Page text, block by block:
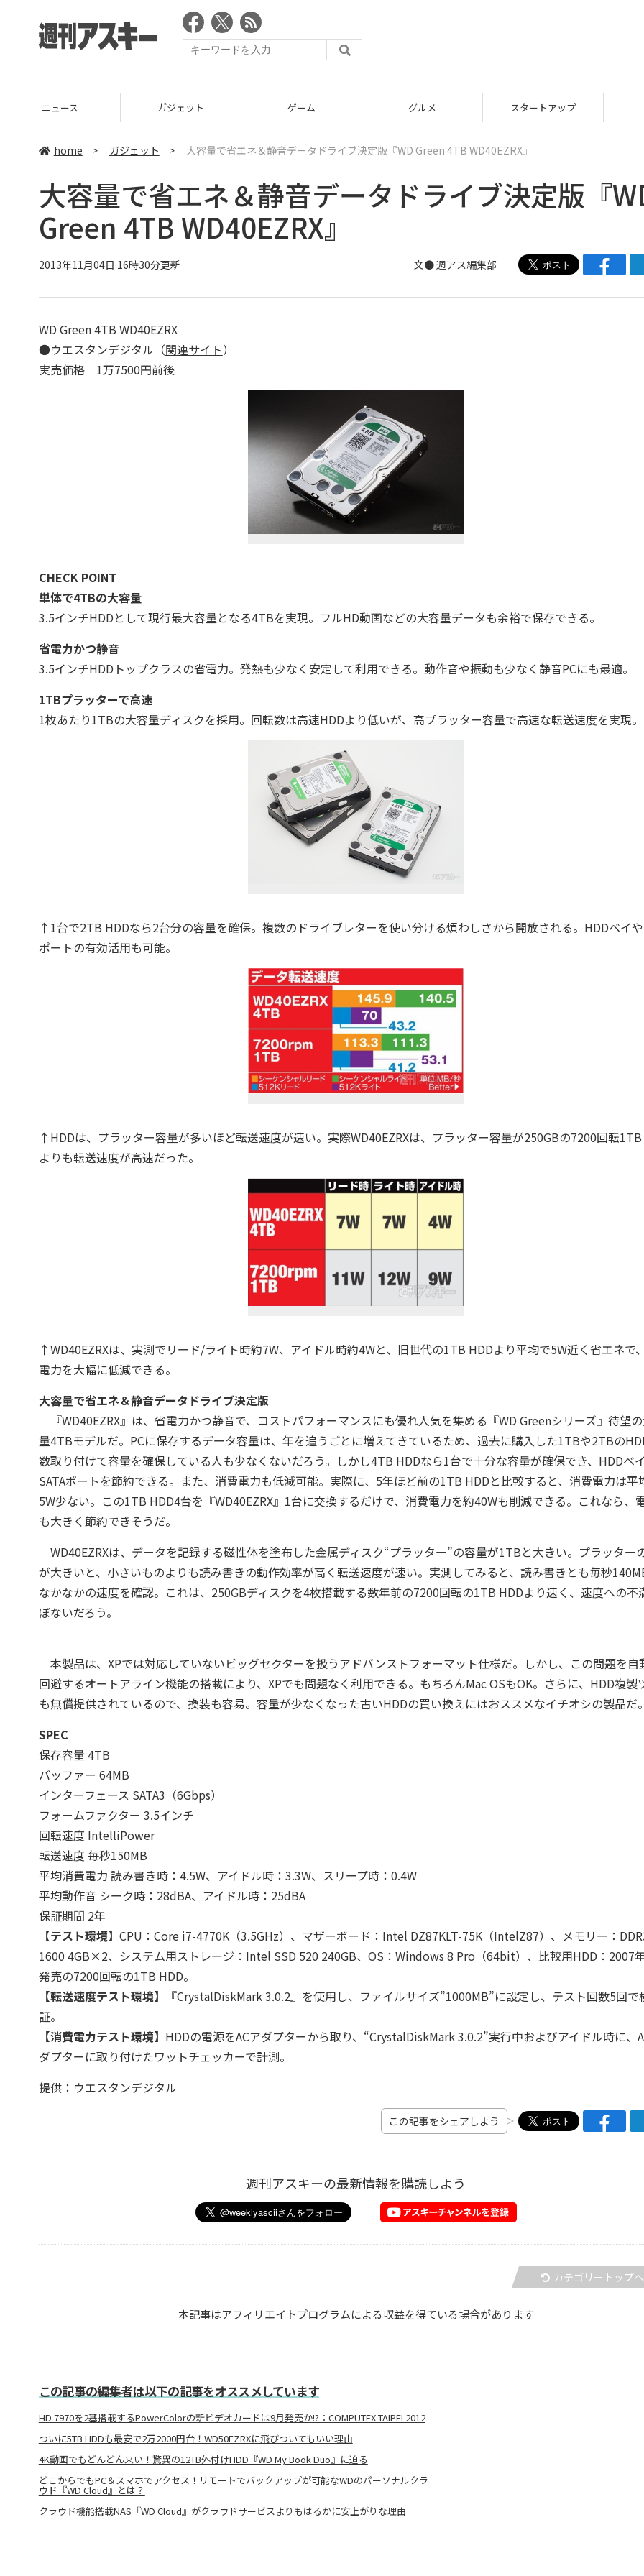
ニュース ガジェット ゲーム グルメ スタートアップ
home > ガジェット > 大容量で省エネ＆静音データドライブ決定版『WD Green 4TB WD40EZRX』
大容量で省エネ＆静音データドライブ決定版『
Green 4TB WD40EZRX』
2013年11月04日 16時30分更新 文●週アス編集部
WD Green 4TB WD40EZRX
●ウエスタンデジタル（関連サイト）
実売価格 1万7500円前後
CHECK POINT
単体で4TBの大容量
3.5インチHDDとして現行最大容量となる4TBを実現。フルHD動画などの大容量データも余裕で保存できる。
省電力かつ静音
3.5インチHDDトップクラスの省電力。発熱も少なく安定して利用できる。動作音や振動も少なく静音PCにも最適。
1TBプラッターで高速
1枚あたり1TBの大容量ディスクを採用。回転数は高速HDDより低いが、高プラッター容量で高速な転送速度を実現。
↑1台で2TB HDDなら2台分の容量を確保。複数のドライブレターを使い分ける煩わしさから開放される。HDDベイや
ポートの有効活用も可能。
↑HDDは、プラッター容量が多いほど転送速度が速い。実際WD40EZRXは、プラッター容量が250GBの7200回転
よりも転送速度が高速だった。
↑WD40EZRXは、実測でリード/ライト時約7W、アイドル時約4Wと、旧世代の1TB HDDより平均で5W近く省エネで
電力を大幅に低減できる。
大容量で省エネ＆静音データドライブ決定版
『WD40EZRX』は、省電力かつ静音で、コストパフォーマンスにも優れ人気を集める『WD Greenシリーズ』待望
量4TBモデルだ。PCに保存するデータ容量は、年を追うごとに増えてきているため、過去に購入した1TBや2TBの
数取り付けて容量を確保している人も少なくないだろう。しかし4TB HDDなら1台で十分な容量が確保でき、HDDベ
SATAポートを節約できる。また、消費電力も低減可能。実際に、5年ほど前の1TB HDDと比較すると、消費電力は平
5W少ない。この1TB HDD4台を『WD40EZRX』1台に交換するだけで、消費電力を約40Wも削減できる。これなら、
も大きく節約できそうだ。
WD40EZRXは、データを記録する磁性体を塗布した金属ディスク“プラッター”の容量が1TBと大きい。プラッター
が大きいと、小さいものよりも読み書きの動作効率が高く転送速度が速い。実測してみると、読み書きとも毎秒
なかなかの速度を確認。これは、250GBディスクを4枚搭載する数年前の7200回転の1TB HDDより速く、速度への不
ぼないだろう。
本製品は、XPでは対応していないビッグセクターを扱うアドバンストフォーマット仕様だ。しかし、この問題を自
回避するオートアライン機能の搭載により、XPでも問題なく利用できる。もちろんMac OSもOK。さらに、HDD複製
も無償提供されているので、換装も容易。容量が少なくなった古いHDDの買い換えにはおススメなイチオシの製品だ
SPEC
保存容量 4TB
バッファー 64MB
インターフェース SATA3（6Gbps）
フォームファクター 3.5インチ
回転速度 IntelliPower
転送速度 毎秒150MB
平均消費電力 読み書き時：4.5W、アイドル時：3.3W、スリープ時：0.4W
平均動作音 シーク時：28dBA、アイドル時：25dBA
保証期間 2年
【テスト環境】 CPU：Core i7-4770K（3.5GHz）、マザーボード：Intel DZ87KLT-75K（IntelZ87）、メモリー：
1600 4GB×2、システム用ストレージ：Intel SSD 520 240GB、OS：Windows 8 Pro（64bit）、比較用HDD：2007
発売の7200回転の1TB HDD。
【転送速度テスト環境】
『CrystalDiskMark 3.0.2』を使用し、ファイルサイズ”1000MB”に設定し、テスト回数5回で
証。
【消費電力テスト環境】 HDDの電源をACアダプターから取り、“CrystalDiskMark 3.0.2”実行中およびアイドル時に、
ダプターに取り付けたワットチェッカーで計測。
提供：ウエスタンデジタル
この記事をシェアしよう
週刊アスキーの最新情報を購読しよう
カテゴリートップへ
本記事はアフィリエイトプログラムによる収益を得ている場合があります
この記事の編集者は以下の記事をオススメしています
HD 7970を2基搭載するPowerColorの新ビデオカードは9月発売か!?：COMPUTEX TAIPEI 2012
ついに5TB HDDも最安で2万2000円台！WD50EZRXに飛びついてもいい理由
4K動画でもどんどん来い！驚異の12TB外付けHDD『WD My Book Duo』に迫る
どこからでもPC＆スマホでアクセス！リモートでバックアップが可能なWDのパーソナルクラ
ウド『WD Cloud』とは？
クラウド機能搭載NAS『WD Cloud』がクラウドサービスよりもはるかに安上がりな理由